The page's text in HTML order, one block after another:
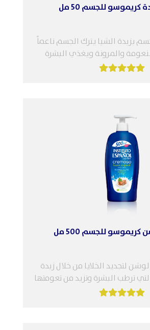
كريموسو للجسم 50 مل
بزبدة الشيا يترك الجسم ناعماً
والمرونة ويغذي البشرة
مرطب ومغذي للبشرة...
للجسم 500 مل
لتجديد الخلايا من خلال زبدة
ترطب البشرة وتزيد من تعومتها
علامات الشيخوخة....